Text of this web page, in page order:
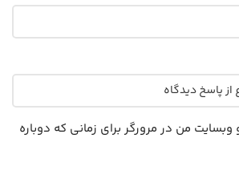
وبسایت من در مرورگر برای زمانی که دوباره